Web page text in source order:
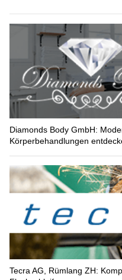
Diamonds Body GmbH:
Körperbehandlungen
Tecra AG, Rümlang ZH: